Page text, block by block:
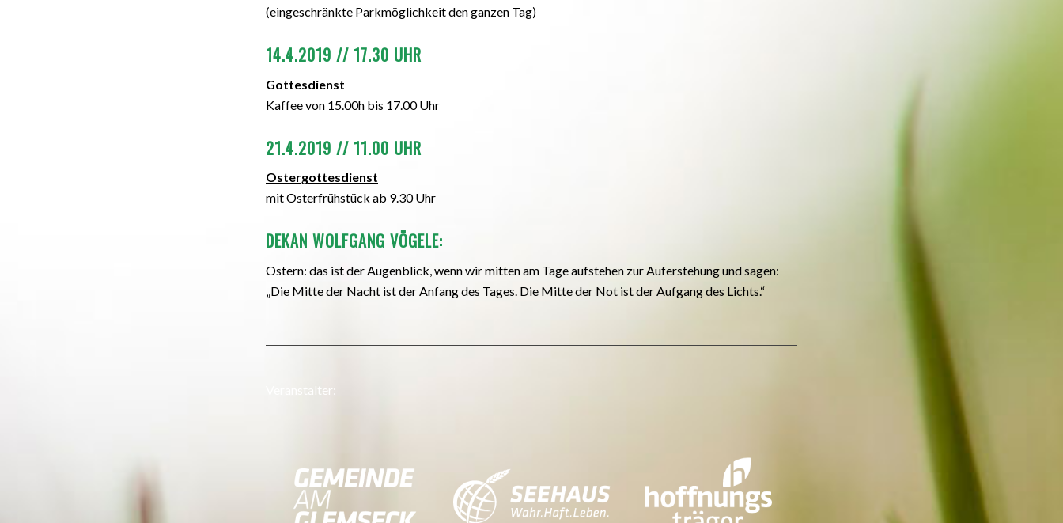
(eingeschränkte Parkmöglichkeit den ganzen Tag)
14.4.2019 // 17.30 UHR
Gottesdienst
Kaffee von 15.00h bis 17.00 Uhr
21.4.2019 // 11.00 UHR
Ostergottesdienst
mit Osterfrühstück ab 9.30 Uhr
DEKAN WOLFGANG VÖGELE:
Ostern: das ist der Augenblick, wenn wir mitten am Tage aufstehen zur Auferstehung und sagen:
„Die Mitte der Nacht ist der Anfang des Tages. Die Mitte der Not ist der Aufgang des Lichts.“
Veranstalter: